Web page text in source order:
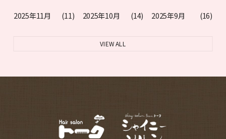
2025年11月 (11) 2025年10月 (14) 2025年9月 (16)
VIEW ALL